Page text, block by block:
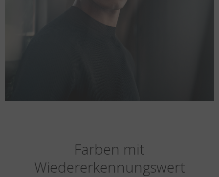
Farben mit
Wiedererkennungswert